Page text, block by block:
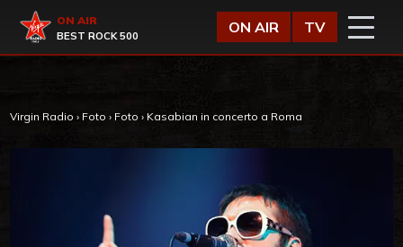
Virgin Radio
ON AIR
BEST ROCK 500
ON AIR TV
Virgin Radio › Foto › Foto › Kasabian in concerto a Roma